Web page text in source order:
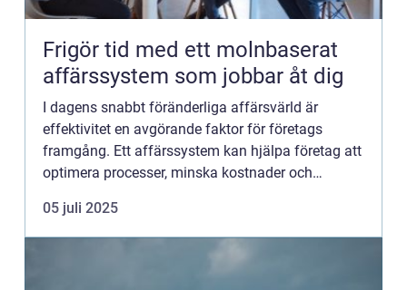
Frigör tid med ett molnbaserat
affärssystem som jobbar åt dig
I dagens snabbt föränderliga affärsvärld är
effektivitet en avgörande faktor för företags
framgång. Ett affärssystem kan hjälpa företag att
optimera processer, minska kostnader och
05 juli 2025